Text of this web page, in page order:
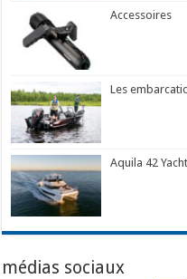
Accessoires
Les
Aquila 42 Yacht
médias sociaux